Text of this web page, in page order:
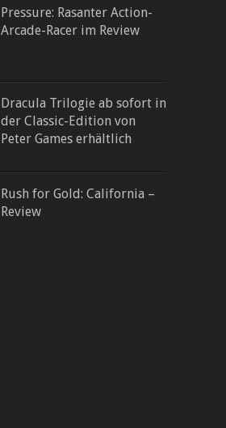
Pressure: Rasanter Action-
Arcade-Racer im Review
Dracula Trilogie ab sofort in
der Classic-Edition von
Peter Games erhältlich
Rush for Gold: California –
Review